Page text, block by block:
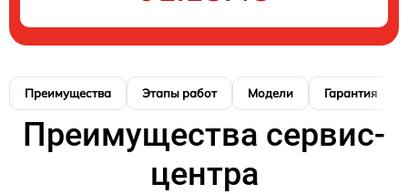
Преимущества Этапы работ Модели Гарантия
Преимущества сервис-
центра